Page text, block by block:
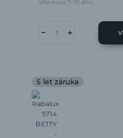
Více kusů 7-10 dnů
5 let záruka